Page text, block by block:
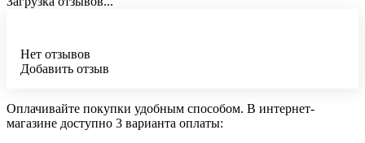
Нет отзывов
Добавить отзыв
Оплачивайте покупки удобным способом. В интернет-
магазине доступно 3 варианта оплаты: